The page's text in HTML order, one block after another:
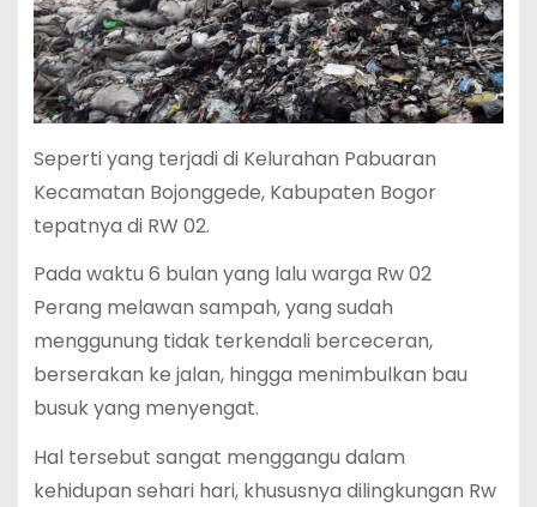
Seperti yang terjadi di Kelurahan Pabuaran
Kecamatan Bojonggede, Kabupaten Bogor
tepatnya di RW 02.
Pada waktu 6 bulan yang lalu warga Rw 02
Perang melawan sampah, yang sudah
menggunung tidak terkendali berceceran,
berserakan ke jalan, hingga menimbulkan bau
busuk yang menyengat.
Hal tersebut sangat menggangu dalam
kehidupan sehari hari, khususnya dilingkungan Rw